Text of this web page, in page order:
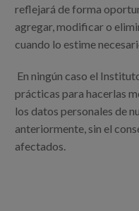
reflejará de forma
agregar, modificar o
cuando lo estime
En ningún caso el
prácticas para hacerlas
los datos personales de
anteriormente, sin el
afectados.